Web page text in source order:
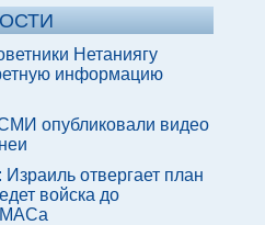
Нетаниягу
информацию
опубликовали видео
Израиль отвергает план
войска до